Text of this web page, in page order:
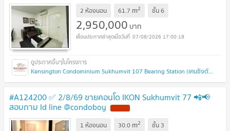
2 ห้องนอน 61.7 m2 ชั้น6
2,950,000 บาท
07/08/2026 17:00:18
Kensington Condominium Sukhumvit 107 Bearing Station (เคนซิงตัน คอนโดมิเนียม สุขุมวิท 107 แบริ่ง สเตชั่น)
#A124200 ✅ 2/8/69 ขายคอนโด IKON Sukhumvit 77 📲📢
สอบถาม ld line @condoboy
1 ห้องนอน 30.0 m2 ชั้น 3